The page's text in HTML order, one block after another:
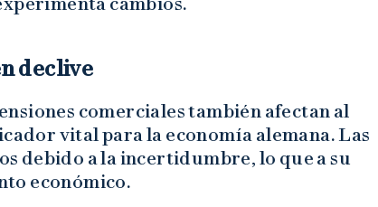
declive
comerciales también afectan al
vital para la economía alemana. Las
debido a la incertidumbre, lo que a su
económico.